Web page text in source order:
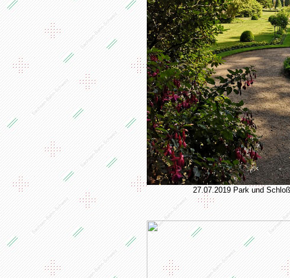
27.07.2019 Park und